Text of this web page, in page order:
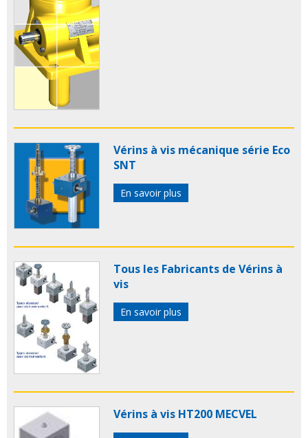
Vérins à vis mécanique série Eco
SNT
En savoir plus
Tous les Fabricants de Vérins à
vis
En savoir plus
Vérins à vis HT200 MECVEL